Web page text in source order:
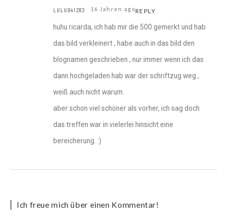
LULU041283 16 Jahren agoREPLY
huhu ricarda, ich hab mir die 500 gemerkt und hab
das bild verkleinert , habe auch in das bild den
blognamen geschrieben , nur immer wenn ich das
dann hochgeladen hab war der schriftzug weg ,
weiß auch nicht warum.
aber schon viel schöner als vorher, ich sag doch
das treffen war in vielerlei hinsicht eine
bereicherung. :)
Ich freue mich über einen Kommentar!